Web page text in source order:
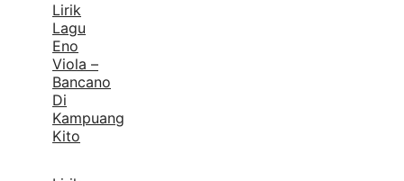
Lirik
Lagu
Eno
Viola –
Bancano
Di
Kampuang
Kito